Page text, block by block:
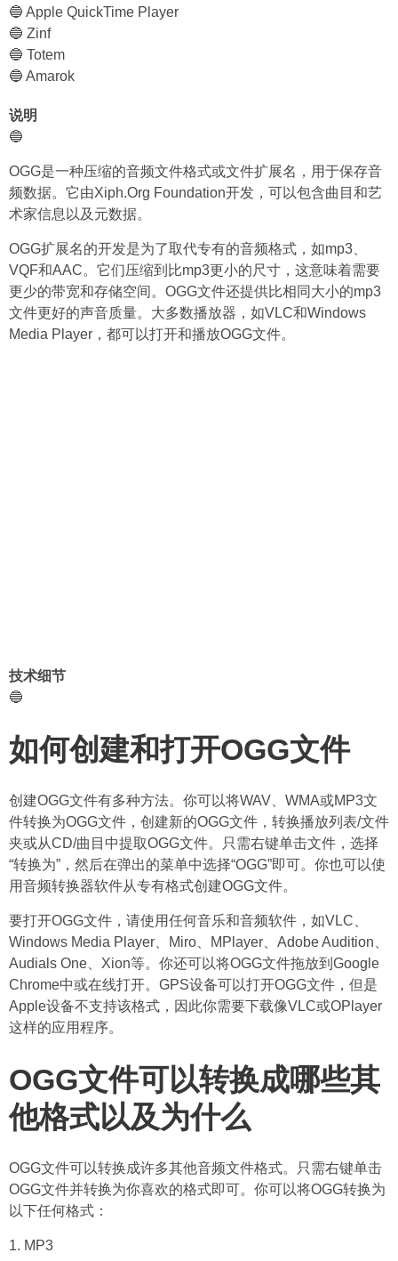
🔵 Apple QuickTime Player
🔵 Zinf
🔵 Totem
🔵 Amarok
说明
🔵
OGG是一种压缩的音频文件格式或文件扩展名，用于保存音
频数据。它由Xiph.Org Foundation开发，可以包含曲目和艺
术家信息以及元数据。
OGG扩展名的开发是为了取代专有的音频格式，如mp3、
VQF和AAC。它们压缩到比mp3更小的尺寸，这意味着需要
更少的带宽和存储空间。OGG文件还提供比相同大小的mp3
文件更好的声音质量。大多数播放器，如VLC和Windows
Media Player，都可以打开和播放OGG文件。
技术细节
🔵
如何创建和打开OGG文件
创建OGG文件有多种方法。你可以将WAV、WMA或MP3文
件转换为OGG文件，创建新的OGG文件，转换播放列表/文件
夹或从CD/曲目中提取OGG文件。只需右键单击文件，选择
“转换为”，然后在弹出的菜单中选择“OGG”即可。你也可以使
用音频转换器软件从专有格式创建OGG文件。
要打开OGG文件，请使用任何音乐和音频软件，如VLC、
Windows Media Player、Miro、MPlayer、Adobe Audition、
Audials One、Xion等。你还可以将OGG文件拖放到Google
Chrome中或在线打开。GPS设备可以打开OGG文件，但是
Apple设备不支持该格式，因此你需要下载像VLC或OPlayer
这样的应用程序。
OGG文件可以转换成哪些其
他格式以及为什么
OGG文件可以转换成许多其他音频文件格式。只需右键单击
OGG文件并转换为你喜欢的格式即可。你可以将OGG转换为
以下任何格式：
1. MP3